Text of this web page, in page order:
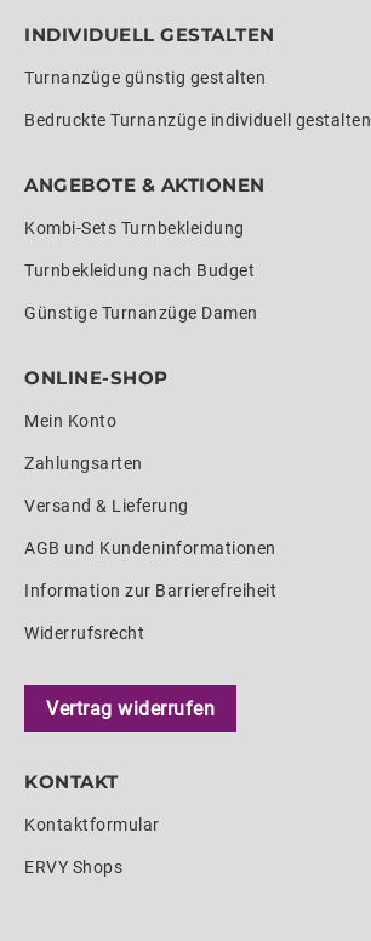
INDIVIDUELL GESTALTEN
Turnanzüge günstig gestalten
Bedruckte Turnanzüge individuell gestalten
ANGEBOTE & AKTIONEN
Kombi-Sets Turnbekleidung
Turnbekleidung nach Budget
Günstige Turnanzüge Damen
ONLINE-SHOP
Mein Konto
Zahlungsarten
Versand & Lieferung
AGB und Kundeninformationen
Information zur Barrierefreiheit
Widerrufsrecht
Vertrag widerrufen
KONTAKT
Kontaktformular
ERVY Shops